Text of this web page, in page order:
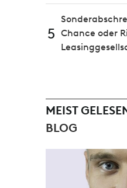
5 Chance oder
MEIST
BLOG